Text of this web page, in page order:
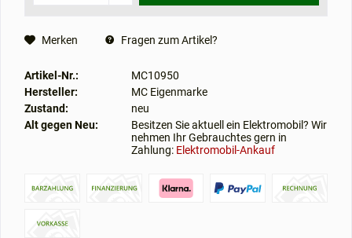
Merken Fragen zum Artikel?
Artikel-Nr.:
MC10950
Hersteller:
MC Eigenmarke
Zustand:
neu
Alt gegen Neu:
Besitzen Sie aktuell ein Elektromobil? Wir
nehmen Ihr Gebrauchtes gern in
Zahlung: Elektromobil-Ankauf